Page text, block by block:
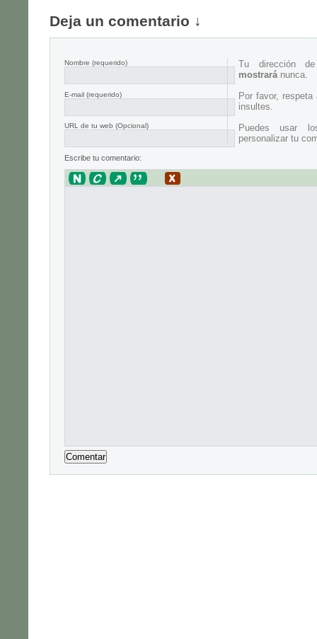
Deja un comentario ↓
Nombre (requerido)
E-mail (requerido)
URL de tu web (Opcional)
Tu dirección
mostraránunca.
Por favor,
insultes.
Puedes usar
personalizar tu
Escribe tu comentario: